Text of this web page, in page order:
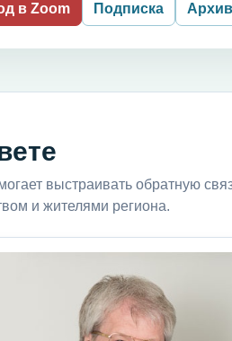
в Zoom Подписка
выстраивать обратную
и жителями региона.